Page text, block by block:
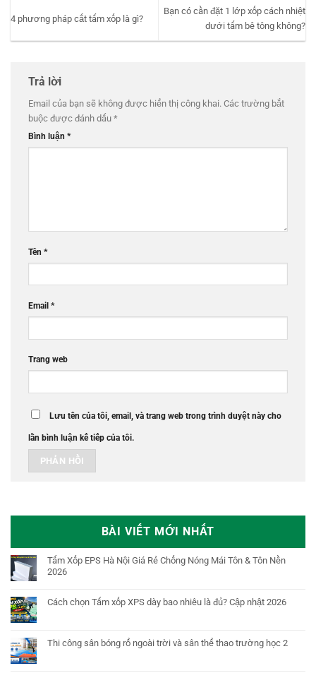
BÀI VIẾT MỚI NHẤT
Tấm Xốp EPS Hà Nội Giá Rẻ Chống Nóng Mái Tôn & Tôn Nền
2026
Cách chọn Tấm xốp XPS dày bao nhiêu là đủ? Cập nhật 2026
Thi công sân bóng rổ ngoài trời và sân thể thao trường học 2
4 phương pháp cắt tấm xốp là gì?
Bạn có cần đặt 1 lớp xốp cách nhiệt
dưới tấm bê tông không?
Trả lời
Email của bạn sẽ không được hiển thị công khai. Các trường bắt
buộc được đánh dấu *
Bình luận *
Tên *
Email *
Trang web
Lưu tên của tôi, email, và trang web trong trình duyệt này cho
lần bình luận kế tiếp của tôi.